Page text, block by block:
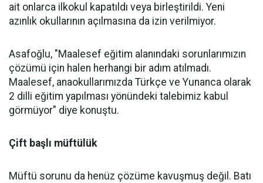
ait onlarca ilkokul kapatıldı veya birleştirildi. Yeni
azınlık okullarının açılmasına da izin verilmiyor.
Asafoğlu, "Maalesef eğitim alanındaki sorunlarımızın
çözümü için halen herhangi bir adım atılmadı.
Maalesef, anaokullarımızda Türkçe ve Yunanca olarak
2 dilli eğitim yapılması yönündeki talebimiz kabul
görmüyor" diye konuştu.
Çift başlı müftülük
Müftü sorunu da henüz çözüme kavuşmuş değil. Batı